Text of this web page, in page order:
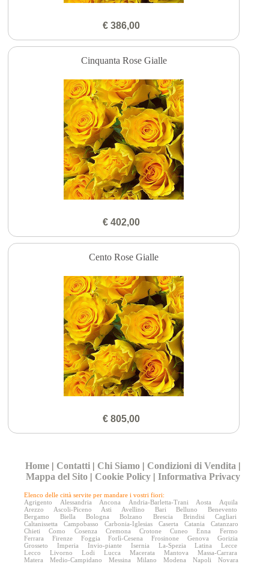
€ 386,00
Cinquanta Rose Gialle
€ 402,00
Cento Rose Gialle
€ 805,00
Home | Contatti | Chi Siamo | Condizioni di Vendita |
Mappa del Sito | Cookie Policy |Informativa Privacy
Elenco delle città servite per mandare i vostri fiori:
Agrigento
Alessandria Ancona Andria-Barletta-Trani Aosta
Aquila
Arezzo
Ascoli-Piceno Asti Avellino Bari Belluno
Benevento
Bergamo
Biella Bologna Bolzano Brescia Brindisi
Cagliari
Caltanissetta
Campobasso Carbonia-Iglesias Caserta Catania
Catanzaro
Chieti
Como Cosenza Cremona Crotone Cuneo Enna
Fermo
Ferrara
Firenze Foggia Forlì-Cesena Frosinone Genova
Gorizia
Grosseto
Imperia Invio-piante Isernia La-Spezia Latina
Lecce
Lecco
Livorno Lodi Lucca Macerata Mantova
Massa-Carrara
Matera
Medio-Campidano Messina Milano Modena Napoli
Novara